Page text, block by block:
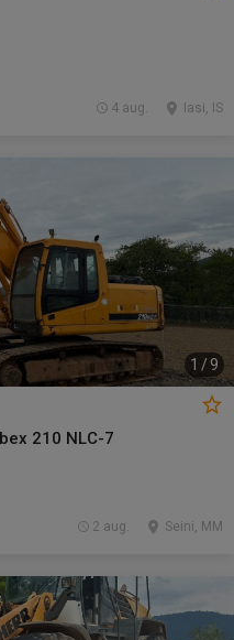
Iasi, IS
4 aug.
1 /9
210 NLC-7
Seini, MM
2 aug.